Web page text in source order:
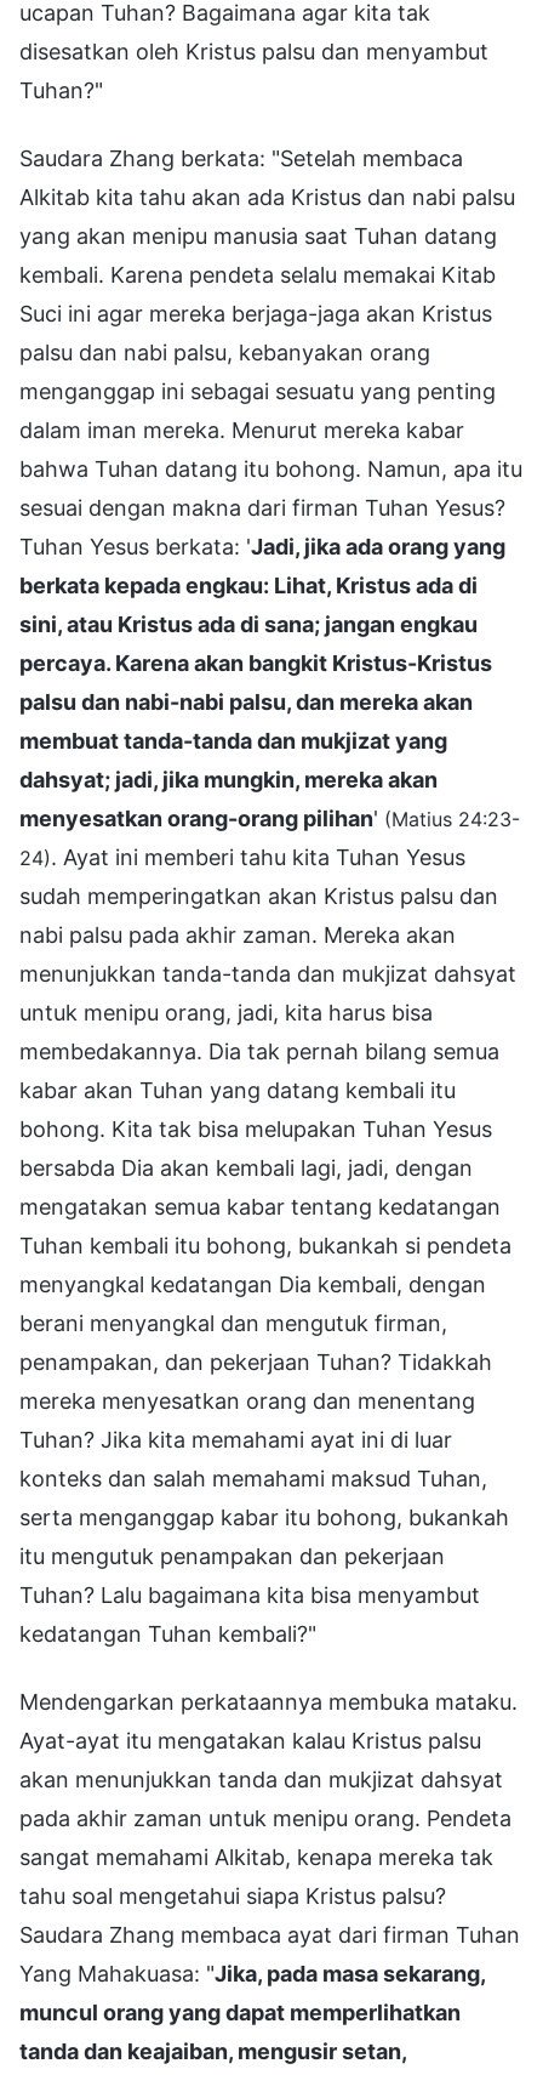
ucapan Tuhan? Bagaimana agar kita tak
disesatkan oleh Kristus palsu dan menyambut
Tuhan?"
Saudara Zhang berkata: "Setelah membaca
Alkitab kita tahu akan ada Kristus dan nabi palsu
yang akan menipu manusia saat Tuhan datang
kembali. Karena pendeta selalu memakai Kitab
Suci ini agar mereka berjaga-jaga akan Kristus
palsu dan nabi palsu, kebanyakan orang
menganggap ini sebagai sesuatu yang penting
dalam iman mereka. Menurut mereka kabar
bahwa Tuhan datang itu bohong. Namun, apa itu
sesuai dengan makna dari firman Tuhan Yesus?
Tuhan Yesus berkata: 'Jadi, jika ada orang yang
berkata kepada engkau: Lihat, Kristus ada di
sini, atau Kristus ada di sana; jangan engkau
percaya. Karena akan bangkit Kristus-Kristus
palsu dan nabi-nabi palsu, dan mereka akan
membuat tanda-tanda dan mukjizat yang
dahsyat; jadi, jika mungkin, mereka akan
menyesatkan orang-orang pilihan' (Matius 24:23-
24). Ayat ini memberi tahu kita Tuhan Yesus
sudah memperingatkan akan Kristus palsu dan
nabi palsu pada akhir zaman. Mereka akan
menunjukkan tanda-tanda dan mukjizat dahsyat
untuk menipu orang, jadi, kita harus bisa
membedakannya. Dia tak pernah bilang semua
kabar akan Tuhan yang datang kembali itu
bohong. Kita tak bisa melupakan Tuhan Yesus
bersabda Dia akan kembali lagi, jadi, dengan
mengatakan semua kabar tentang kedatangan
Tuhan kembali itu bohong, bukankah si pendeta
menyangkal kedatangan Dia kembali, dengan
berani menyangkal dan mengutuk firman,
penampakan, dan pekerjaan Tuhan? Tidakkah
mereka menyesatkan orang dan menentang
Tuhan? Jika kita memahami ayat ini di luar
konteks dan salah memahami maksud Tuhan,
serta menganggap kabar itu bohong, bukankah
itu mengutuk penampakan dan pekerjaan
Tuhan? Lalu bagaimana kita bisa menyambut
kedatangan Tuhan kembali?"
Mendengarkan perkataannya membuka mataku.
Ayat-ayat itu mengatakan kalau Kristus palsu
akan menunjukkan tanda dan mukjizat dahsyat
pada akhir zaman untuk menipu orang. Pendeta
sangat memahami Alkitab, kenapa mereka tak
tahu soal mengetahui siapa Kristus palsu?
Saudara Zhang membaca ayat dari firman Tuhan
Yang Mahakuasa: "Jika, pada masa sekarang,
muncul orang yang dapat memperlihatkan
tanda dan keajaiban, mengusir setan,